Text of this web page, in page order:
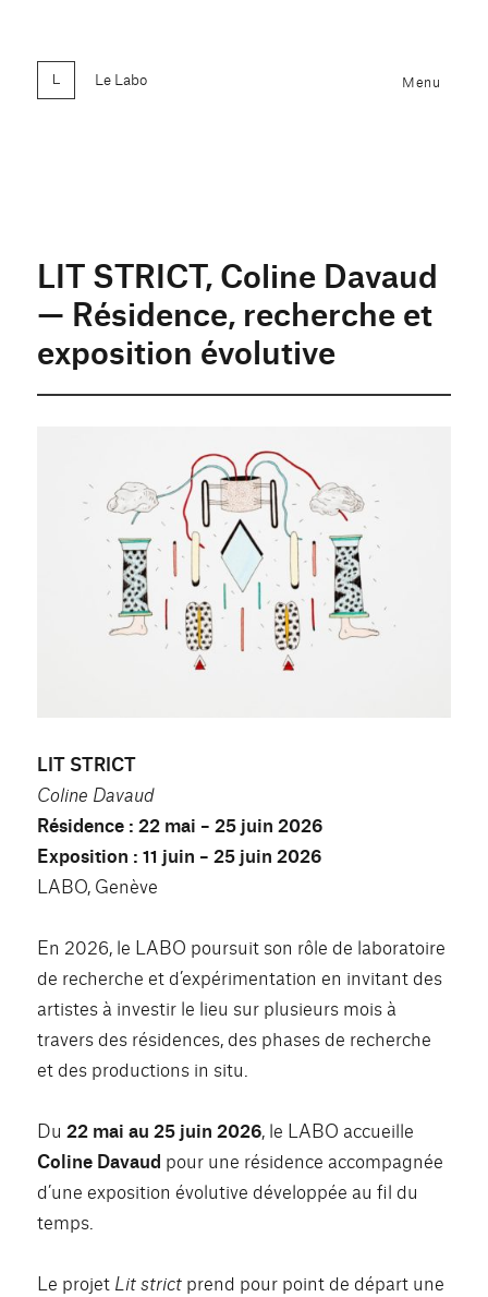
Le Labo Menu
LIT STRICT, Coline Davaud
— Résidence, recherche et
exposition évolutive
LIT STRICT
Coline Davaud
Résidence : 22 mai – 25 juin 2026
Exposition : 11 juin – 25 juin 2026
LABO, Genève
En 2026, le LABO poursuit son rôle de laboratoire
de recherche et d’expérimentation en invitant des
artistes à investir le lieu sur plusieurs mois à
travers des résidences, des phases de recherche
et des productions in situ.
Du22 mai au 25 juin 2026, le LABO accueille
Coline Davaud pour une résidence accompagnée
d’une exposition évolutive développée au fil du
temps.
Le projet Lit strict prend pour point de départ une